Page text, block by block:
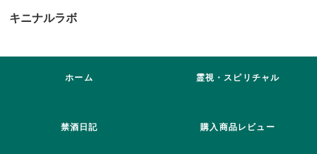
キニナルラボ
ホーム 霊視・スピリチャル
禁酒日記 購入商品レビュー